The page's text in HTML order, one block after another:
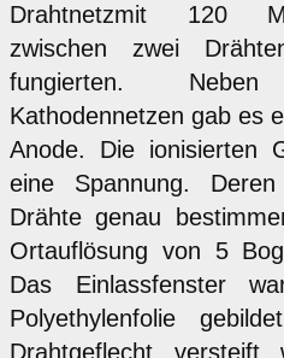
Drahtnetzmit 120
zwischen zwei
fungierten.
Kathodennetzen gab es
Anode. Die ionisierten
eine Spannung.
Drähte genau
Ortauflösung von 5
Das Einlassfenster
Polyethylenfolie
Drahtgeflecht versteift